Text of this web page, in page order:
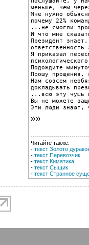
меньше, чем
Мне нужно
почему 22%
...не смогли
И что мне
Президент
Я приказал
Подождите
Прошу прощения,
Нам совсем
докладывать
...всю эту чушь
Вы не можете
Эти люди знают,
Читайте также:
- текст Золото
- текст Перевозчик
- текст Киматика
- текст Сыщик
- текст Странное